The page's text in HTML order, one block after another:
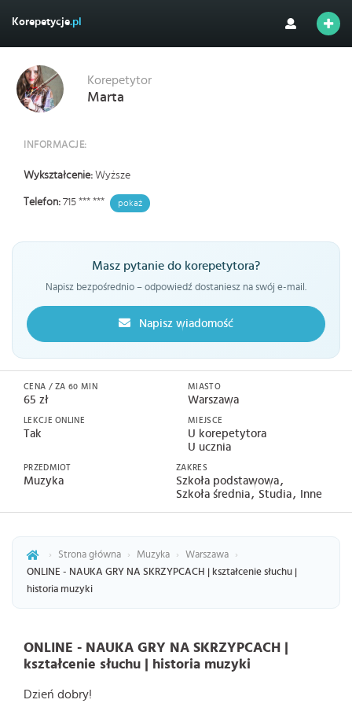
Korepetycje.pl
Korepetytor
Marta
INFORMACJE:
Wykształcenie: Wyższe
Telefon: 715 *** *** pokaż
Masz pytanie do korepetytora?
Napisz bezpośrednio – odpowiedź dostaniesz na swój e-mail.
Napisz wiadomość
CENA / ZA 60 MIN
65 zł
LEKCJE ONLINE
Tak
MIASTO
Warszawa
MIEJSCE
U korepetytora
U ucznia
PRZEDMIOT
Muzyka
ZAKRES
Szkoła podstawowa
Szkoła średnia Studia Inne
› Strona główna › Muzyka › Warszawa
›
ONLINE - NAUKA GRY NA SKRZYPCACH | kształcenie słuchu |
historia muzyki
ONLINE - NAUKA GRY NA SKRZYPCACH |
kształcenie słuchu | historia muzyki
Dzień dobry!